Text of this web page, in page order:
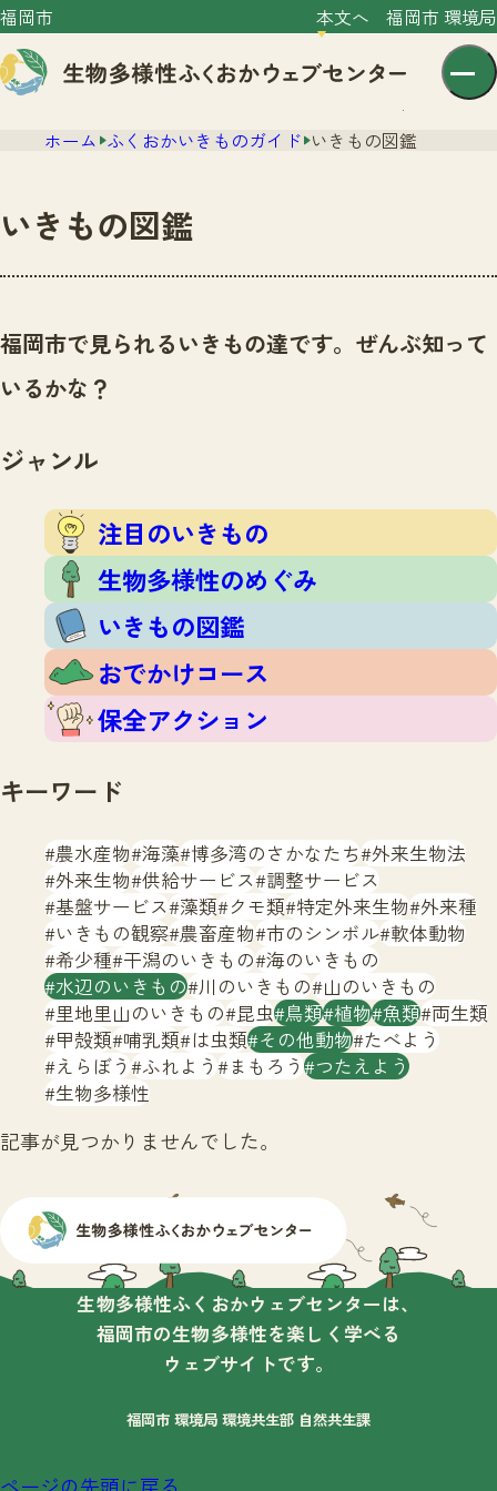
福岡市 本文へ 福岡市 環境局
文字サイズ 小 中 大
センター紹介
センター紹介TOP
サイトポリシー
ニュース
いきものガイド
注目のいきもの
生物多様性のめぐみ
いきもの図鑑
おでかけコース
保全アクション
イベント
いきもの調査隊
調査レポート
調査レポートTOP
調査結果
ふくおかいきものマップ
マッチング
マッチングTOP
掲載申し込みフォーム
お問合せ
生物多様性ふくおかウェブセンターとは
サイトマップ
ホーム ふくおかいきものガイド いきもの図鑑
いきもの図鑑
福岡市で見られるいきもの達です。ぜんぶ知って
いるかな？
ジャンル
注目のいきもの
生物多様性のめぐみ
いきもの図鑑
おでかけコース
保全アクション
キーワード
農水産物 海藻 博多湾のさかなたち 外来生物法
外来生物 供給サービス 調整サービス
基盤サービス 藻類 クモ類 特定外来生物 外来種
いきもの観察 農畜産物 市のシンボル 軟体動物
希少種 干潟のいきもの 海のいきもの
水辺のいきもの 川のいきもの 山のいきもの
里地里山のいきもの 昆虫 鳥類 植物 魚類 両生類
甲殻類 哺乳類 は虫類 その他動物 たべよう
えらぼう ふれよう まもろう つたえよう
生物多様性
記事が見つかりませんでした。
生物多様性ふくおかウェブセンターは、
福岡市の生物多様性を楽しく学べる
ウェブサイトです。
福岡市 環境局 環境共生部 自然共生課